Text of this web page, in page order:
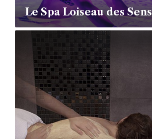
Le Spa Loiseau des Sens